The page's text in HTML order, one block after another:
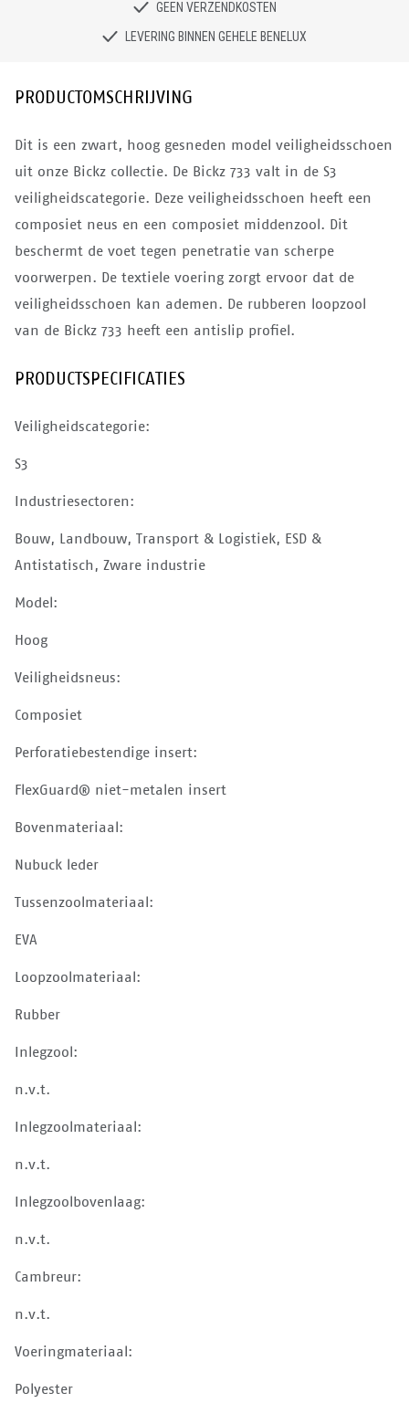
GEEN VERZENDKOSTEN
LEVERING BINNEN GEHELE BENELUX
PRODUCTOMSCHRIJVING
Dit is een zwart, hoog gesneden model veiligheidsschoen
uit onze Bickz collectie. De Bickz 733 valt in de S3
veiligheidscategorie. Deze veiligheidsschoen heeft een
composiet neus en een composiet middenzool. Dit
beschermt de voet tegen penetratie van scherpe
voorwerpen. De textiele voering zorgt ervoor dat de
veiligheidsschoen kan ademen. De rubberen loopzool
van de Bickz 733 heeft een antislip profiel.
PRODUCTSPECIFICATIES
Veiligheidscategorie:
S3
Industriesectoren:
Bouw, Landbouw, Transport & Logistiek, ESD &
Antistatisch, Zware industrie
Model:
Hoog
Veiligheidsneus:
Composiet
Perforatiebestendige insert:
FlexGuard® niet-metalen insert
Bovenmateriaal:
Nubuck leder
Tussenzoolmateriaal:
EVA
Loopzoolmateriaal:
Rubber
Inlegzool:
n.v.t.
Inlegzoolmateriaal:
n.v.t.
Inlegzoolbovenlaag:
n.v.t.
Cambreur:
n.v.t.
Voeringmateriaal:
Polyester